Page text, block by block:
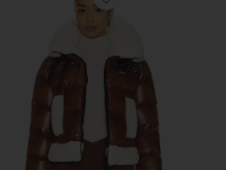
Favorite HALLIE ジャケット